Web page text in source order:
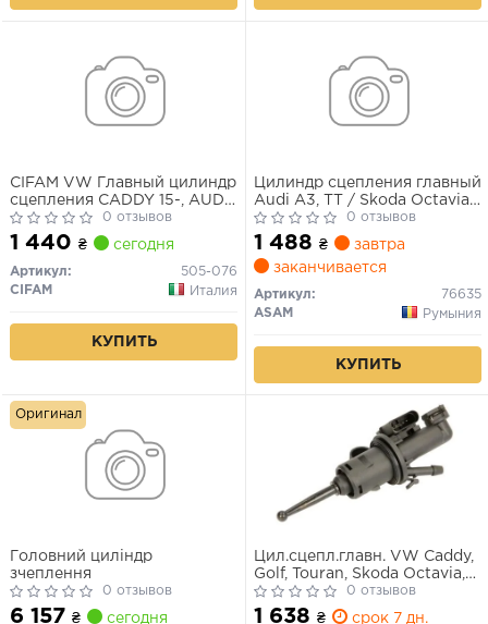
CIFAM VW Главный цилиндр
сцепления CADDY 15-, AUDI
A3 03-12, SKODA OCTAVIA III
04-13, SEAT TOLEDO III 04-
09
0 отзывов
1 440 ₴ сегодня
Артикул:
505-076
CIFAM
Италия
КУПИТЬ
Цилиндр сцепления главный
Audi A3, TT / Skoda Octavia
II, Superb II / VW Caddy, Golf,
Jetta, Touran 76635 ASAM
0 отзывов
1 488 ₴
завтра
заканчивается
Артикул:
76635
ASAM
Румыния
КУПИТЬ
Головний циліндр
зчеплення
0 отзывов
6 157 ₴
сегодня
Оригинал
Цил.сцепл.главн. VW Caddy,
Golf, Touran, Skoda Octavia,
SuperB 98-> (ABE)
0 отзывов
1 638 ₴ срок 7 дн.